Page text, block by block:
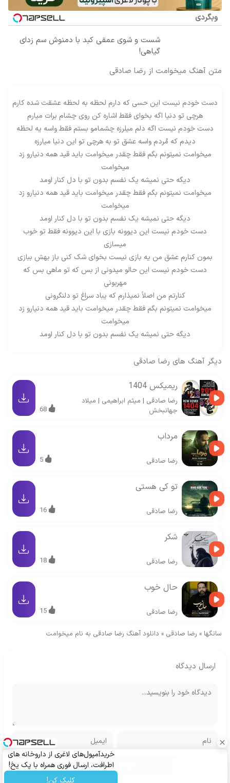
وبگردی
شست و شوی عمقی کبد با دمنوش سم زدای
گیاهی!
متن آهنگ میخوامت از رضا صادقی
دست خودم نیست این حسی که دارم لحظه به لحظه عشقت شده کارم
هرچی تو دنیا اگه بخوای فقط اشاره کن روی چشام برات میارم
دست خودم نیست اگه دلم میلرزه چشمامو بستم فقط واسه یه لحظه
دیدم که مُردم واسه عشق تو به هرچی تو این دنیا میارزه
میخوامت نمیتونم بگم فقط چقدر میخوامت باید قید همه دنیارو زد
میخوامت
دیگه حتی نمیشه یک نفسم بدون تو با دل کنار اومد
میخوامت نمیتونم بگم فقط چقدر میخوامت باید قید همه دنیارو زد
میخوامت
دیگه حتی نمیشه یک نفسم بدون تو با دل کنار اومد
دست خودم نیست این دیوونه بازی با این دیوونه فقط تو خوب
میسازی
بمون کنارم عشق من یه بازی نیست بخوای شک کنی باز بهش ببازی
دست خودم نیست این حالو میدونی از بس که تو ماهی بس که
مهربونی
کنارتم من اصلاً نمیذارم که یباد سراغ تو دلنگرونی
میخوامت نمیتونم بگم فقط چقدر میخوامت باید قید همه دنیارو زد
میخوامت
دیگه حتی نمیشه یک نفسم بدون تو با دل کنار اومد
دیگر آهنگ های رضا صادقی
ریمیکس 1404
رضا صادقی | میثم ابراهیمی | میلاد
جهانبخش
68
مرداب
رضا صادقی 5
تو کی هستی
رضا صادقی 16
شکر
رضا صادقی 18
حال خوب
رضا صادقی 15
سانگها » رضا صادقی » دانلود آهنگ رضا صادقی به نام میخوامت
ارسال دیدگاه
خریدآمپول‌های لاغری از داروخانه های
اطرافت، ارسال فوری همراه با پک یخ!
کلیک کن!